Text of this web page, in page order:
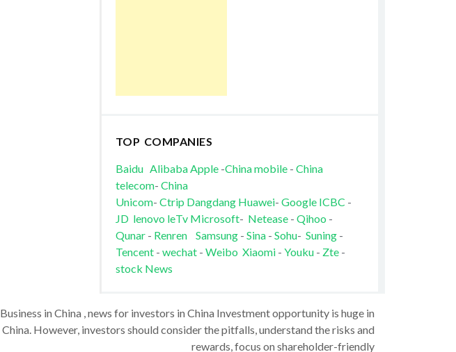
TOP COMPANIES
Baidu AlibabaApple-China mobile- China
telecom- China
Unicom- Ctrip Dangdang Huawei- Google ICBC -
JD lenovo leTv Microsoft- Netease- Qihoo -
Qunar- Renren Samsung- Sina- Sohu- Suning-
Tencent- wechat - Weibo Xiaomi- Youku - Zte-
stock News
Business in China , news for investors in China Investment opportunity is huge in
China. However, investors should consider the pitfalls, understand the risks and
rewards, focus on shareholder-friendly